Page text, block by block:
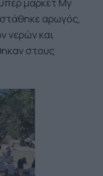
μάρκετ My
αρωγός,
νερών και
στους